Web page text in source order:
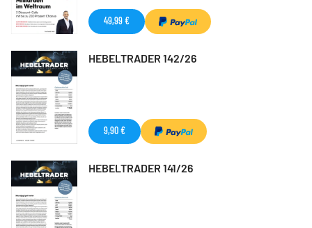
49,99 €
HEBELTRADER 142/26
9,90 €
HEBELTRADER 141/26